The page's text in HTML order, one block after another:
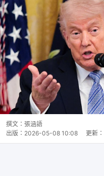
撰文： 張涵語
出版： 2026-05-08 10:08 更新：